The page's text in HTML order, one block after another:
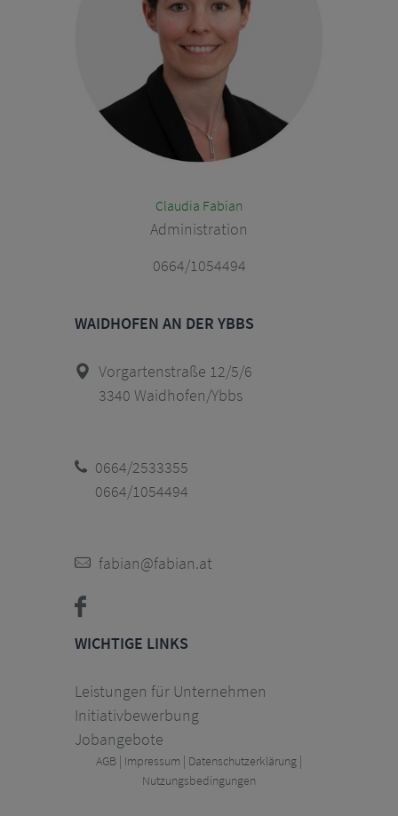
Claudia Fabian
Administration
0664/1054494
WAIDHOFEN AN DER YBBS
Vorgartenstraße 12/5/6
3340 Waidhofen/Ybbs
0664/2533355
0664/1054494
fabian@fabian.at
WICHTIGE LINKS
Leistungen für Unternehmen
Initiativbewerbung
Jobangebote
AGB | Impressum | Datenschutzerklärung |
Nutzungsbedingungen